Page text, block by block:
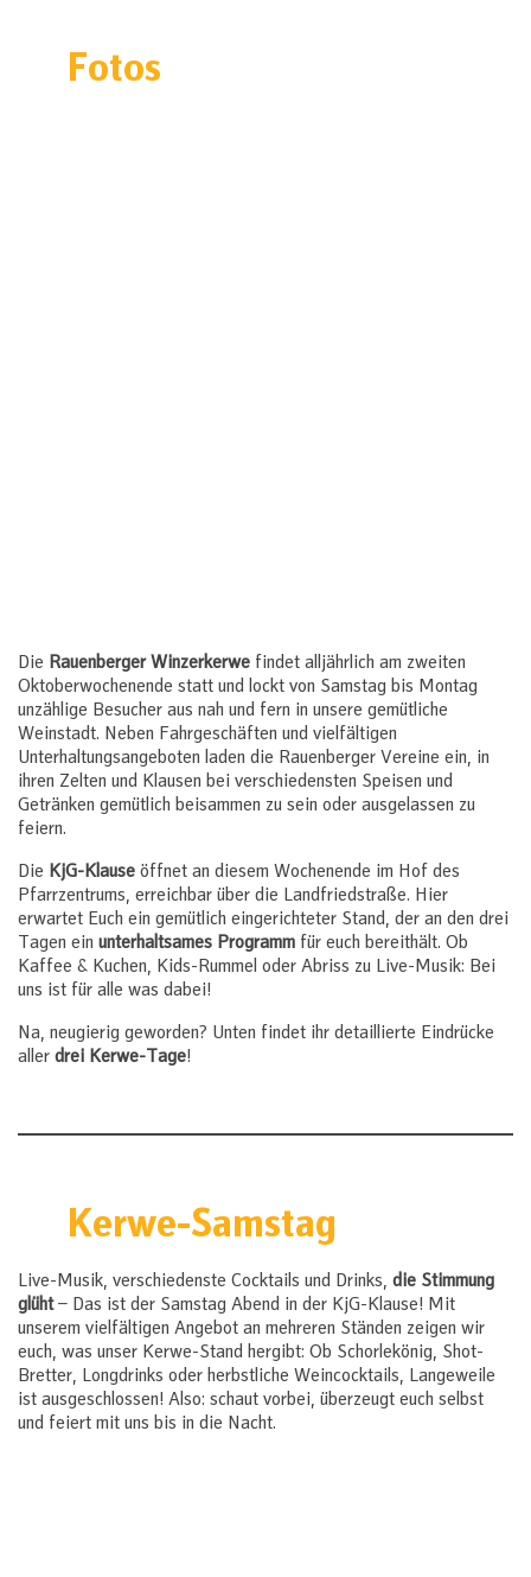
Fotos
Die Rauenberger Winzerkerwe findet alljährlich am zweiten
Oktoberwochenende statt und lockt von Samstag bis Montag
unzählige Besucher aus nah und fern in unsere gemütliche
Weinstadt. Neben Fahrgeschäften und vielfältigen
Unterhaltungsangeboten laden die Rauenberger Vereine ein, in
ihren Zelten und Klausen bei verschiedensten Speisen und
Getränken gemütlich beisammen zu sein oder ausgelassen zu
feiern.
Die KjG-Klause öffnet an diesem Wochenende im Hof des
Pfarrzentrums, erreichbar über die Landfriedstraße. Hier
erwartet Euch ein gemütlich eingerichteter Stand, der an den drei
Tagen ein unterhaltsames Programm für euch bereithält. Ob
Kaffee & Kuchen, Kids-Rummel oder Abriss zu Live-Musik: Bei
uns ist für alle was dabei!
Na, neugierig geworden? Unten findet ihr detaillierte Eindrücke
aller drei Kerwe-Tage!
Kerwe-Samstag
Live-Musik, verschiedenste Cocktails und Drinks, die Stimmung
glüht– Das ist der Samstag Abend in der KjG-Klause! Mit
unserem vielfältigen Angebot an mehreren Ständen zeigen wir
euch, was unser Kerwe-Stand hergibt: Ob Schorlekönig, Shot-
Bretter, Longdrinks oder herbstliche Weincocktails, Langeweile
ist ausgeschlossen! Also: schaut vorbei, überzeugt euch selbst
und feiert mit uns bis in die Nacht.